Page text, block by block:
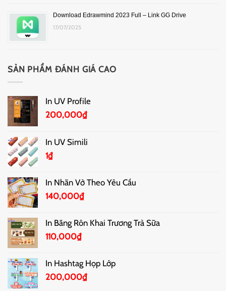
Download Edrawmind 2023 Full – Link GG Drive
17/07/2025
SẢN PHẨM ĐÁNH GIÁ CAO
In UV Profile
200,000₫
In UV Simili
1₫
In Nhãn Vở Theo Yêu Cầu
140,000₫
In Băng Rôn Khai Trương Trà Sữa
110,000₫
In Hashtag Họp Lớp
200,000₫